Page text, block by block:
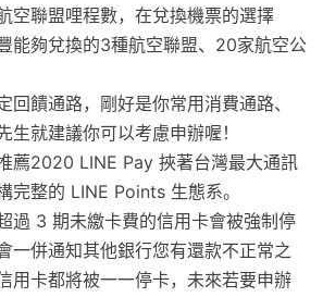
空聯盟哩程數，在兌換機票的選擇
能夠兌換的3種航空聯盟、20家航空公
回饋通路，剛好是你常用消費通路、
生就建議你可以考慮申辦喔！
薦2020 LINE Pay 挾著台灣最大通訊
完整的 LINE Points 生態系。
過 3 期未繳卡費的信用卡會被強制停
一併通知其他銀行您有還款不正常之
用卡都將被一一停卡，未來若要申辦